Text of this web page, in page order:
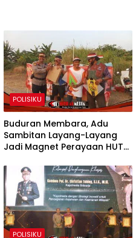
POLISIKU
Buduran Membara, Adu
Sambitan Layang-Layang
Jadi Magnet Perayaan HUT
POLISIKU